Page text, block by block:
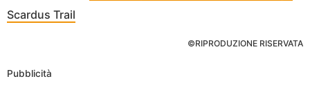
Scardus Trail
©RIPRODUZIONE RISERVATA
Pubblicità